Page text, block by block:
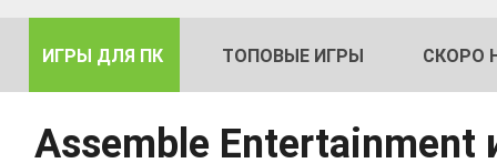
ИГРЫ ДЛЯ ПК ТОПОВЫЕ ИГРЫ СКОРО
Assemble Entertainment